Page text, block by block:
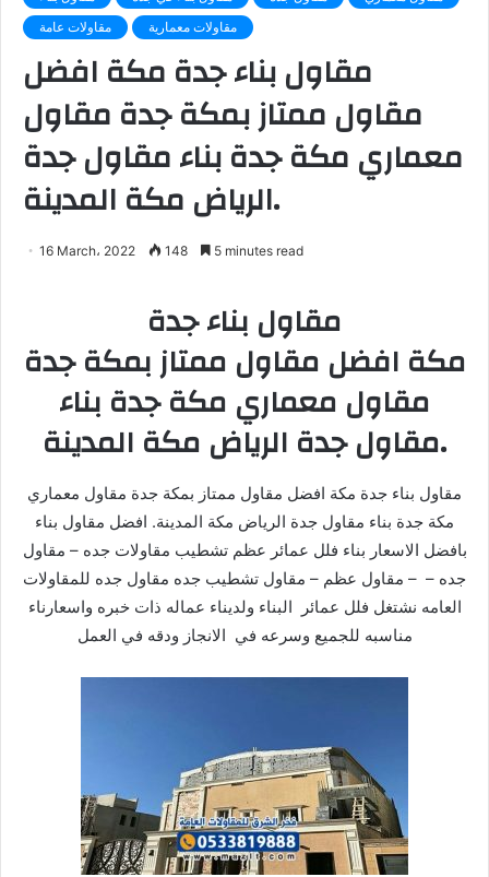
مقاولات عامة
مقاولات معمارية
مقاول بناء جدة مكة افضل
مقاول ممتاز بمكة جدة مقاول
معماري مكة جدة بناء مقاول جدة
الرياض مكة المدينة.
16 March، 2022 148 5 minutes read
مقاول بناء جدة
مكة افضل مقاول ممتاز بمكة جدة
مقاول معماري مكة جدة بناء
مقاول جدة الرياض مكة المدينة.
مقاول بناء جدة مكة افضل مقاول ممتاز بمكة جدة مقاول معماري
مكة جدة بناء مقاول جدة الرياض مكة المدينة. افضل مقاول بناء
بافضل الاسعار بناء فلل عمائر عظم تشطيب مقاولات جده – مقاول
جده – – مقاول عظم – مقاول تشطيب جده مقاول جده للمقاولات
العامه نشتغل فلل عمائر البناء ولديناء عماله ذات خبره واسعارناء
مناسبه للجميع وسرعه في الانجاز ودقه في العمل